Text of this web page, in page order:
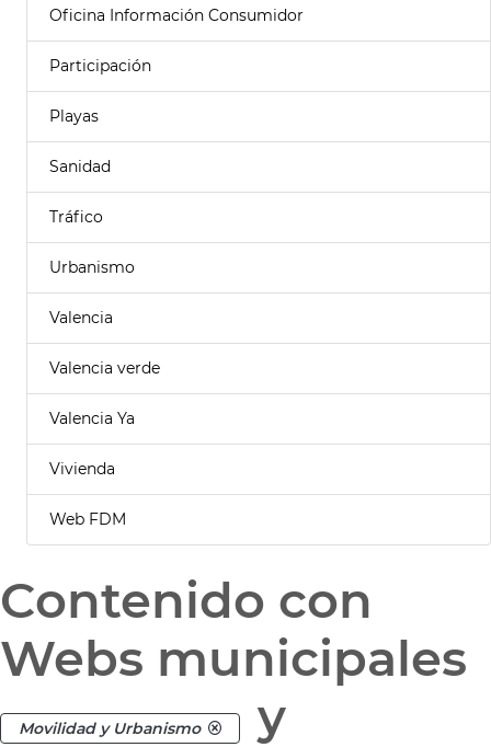
Oficina Información Consumidor
Participación
Playas
Sanidad
Tráfico
Urbanismo
Valencia
Valencia verde
Valencia Ya
Vivienda
Web FDM
Contenido con
Webs municipales
Movilidad y Urbanismo
y